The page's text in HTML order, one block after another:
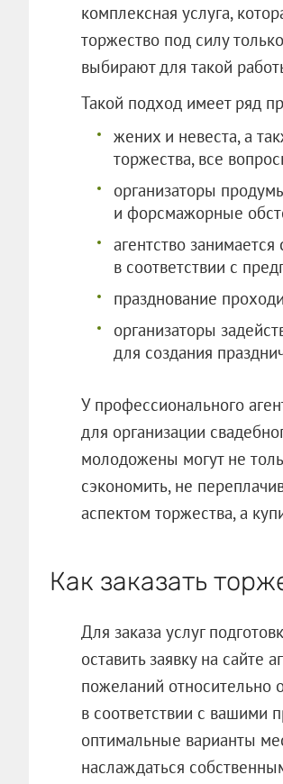
комплексная услуга,
торжество под силу
выбирают для такой
Такой подход имеет ряд
жених и невеста, а
торжества, все
организаторы
и форсмажорные
агентство
в соответствии с
празднование
организаторы
для создания
У профессионального
для организации
молодожены могут не
сэкономить, не
аспектом торжества, а
Как заказать
Для заказа услуг
оставить заявку на сайте
пожеланий относительно
в соответствии с вашими
оптимальные варианты
наслаждаться